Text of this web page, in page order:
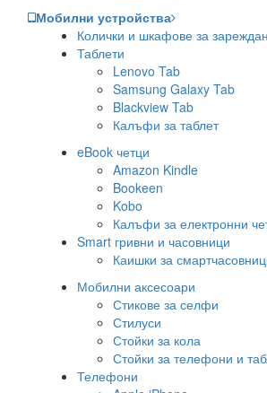
Мобилни устройства
Колички и шкафове за
Таблети
Lenovo Tab
Samsung Galaxy Tab
Blackview Tab
Калъфи за таблет
eBook четци
Amazon Kindle
Bookeen
Kobo
Калъфи за електронни
Smart гривни и часовници
Каишки за
Мобилни аксесоари
Стикове за селфи
Стилуси
Стойки за кола
Стойки за телефони и
Телефони